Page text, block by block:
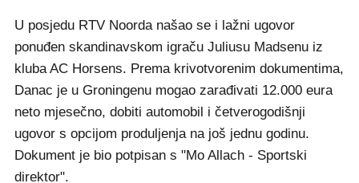
U posjedu RTV Noorda našao se i lažni ugovor
ponuđen skandinavskom igraču Juliusu Madsenu iz
kluba AC Horsens. Prema krivotvorenim dokumentima,
Danac je u Groningenu mogao zarađivati 12.000 eura
neto mjesečno, dobiti automobil i četverogodišnji
ugovor s opcijom produljenja na još jednu godinu.
Dokument je bio potpisan s "Mo Allach - Sportski
direktor".